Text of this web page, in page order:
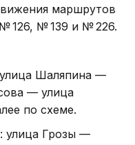
маршрутов
№ 139 и № 226.
Шаляпина —
— улица
по схеме.
улица Грозы —